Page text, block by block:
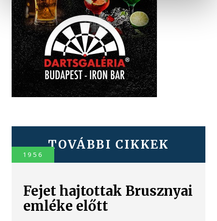
TOVÁBBI CIKKEK
1956
Fejet hajtottak Brusznyai
emléke előtt